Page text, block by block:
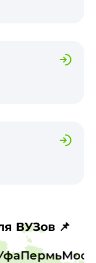
ВУЗов 📌
УфаПермь